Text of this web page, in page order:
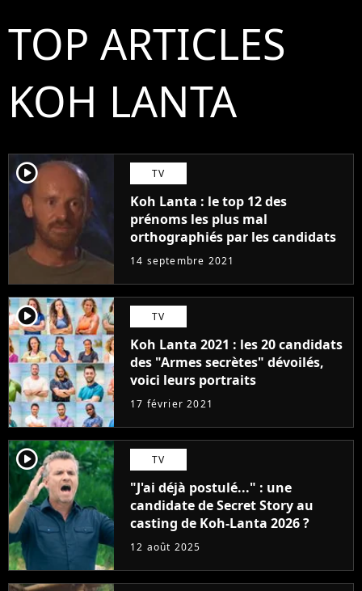
TOP ARTICLES
KOH LANTA
player2 TV
Koh Lanta : le top 12 des
prénoms les plus mal
orthographiés par les candidats
14 septembre 2021
player2 TV
Koh Lanta 2021 : les 20 candidats
des "Armes secrètes" dévoilés,
voici leurs portraits
17 février 2021
player2 TV
"J'ai déjà postulé..." : une
candidate de Secret Story au
casting de Koh-Lanta 2026 ?
12 août 2025